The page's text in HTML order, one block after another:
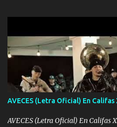
pero eso ya no va a pasar me
mirabas bonito si yo no fui el
duele no tenerte aquí sabiendo
cantamos y por ti nos
contigo fui muy feliz a lo mejor no
adoro
AVECES (Letra Oficial) En
AVECES (Letra Oficial) En Califas